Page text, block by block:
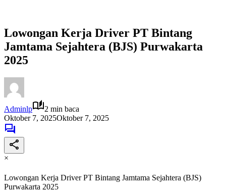
Lowongan Kerja Driver PT Bintang
Jamtama Sejahtera (BJS) Purwakarta
2025
Adminlp
2 min baca
Oktober 7, 2025Oktober 7, 2025
×
Lowongan Kerja Driver PT Bintang Jamtama Sejahtera (BJS)
Purwakarta 2025